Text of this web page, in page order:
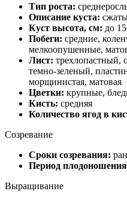
Тип роста:
Описание куста:
Куст высота, см: до
Побеги: средние,
мелкоопушенные,
Лист: трехлопастный,
темно-зеленый,
морщинистая, матовая
Цветки: крупные,
Кисть: средняя
Количество ягод в
Созревание
Сроки созревания:
Период
Выращивание